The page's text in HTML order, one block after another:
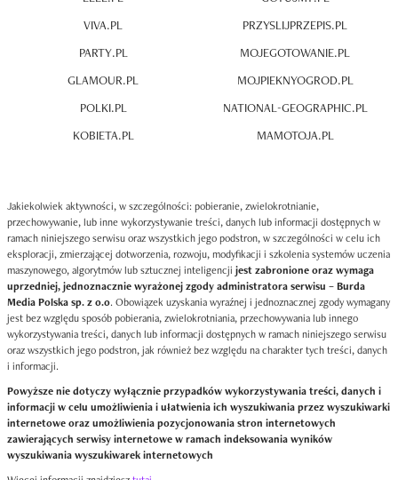
VIVA.PL
PARTY.PL
GLAMOUR.PL
POLKI.PL
KOBIETA.PL
PRZYSLIJPRZEPIS.PL
MOJEGOTOWANIE.PL
MOJPIEKNYOGROD.PL
NATIONAL-GEOGRAPHIC.PL
MAMOTOJA.PL
Jakiekolwiek aktywności, w szczególności: pobieranie, zwielokrotnianie,
przechowywanie, lub inne wykorzystywanie treści, danych lub informacji dostępnych w
ramach niniejszego serwisu oraz wszystkich jego podstron, w szczególności w celu ich
eksploracji, zmierzającej dotworzenia, rozwoju, modyfikacji i szkolenia systemów uczenia
maszynowego, algorytmów lub sztucznej inteligencji jest zabronione oraz wymaga
uprzedniej, jednoznacznie wyrażonej zgody administratora serwisu – Burda
Media Polska sp. z o.o. Obowiązek uzyskania wyraźnej i jednoznacznej zgody wymagany
jest bez względu sposób pobierania, zwielokrotniania, przechowywania lub innego
wykorzystywania treści, danych lub informacji dostępnych w ramach niniejszego serwisu
oraz wszystkich jego podstron, jak również bez względu na charakter tych treści, danych
i informacji.
Powyższe nie dotyczy wyłącznie przypadków wykorzystywania treści, danych i
informacji w celu umożliwienia i ułatwienia ich wyszukiwania przez wyszukiwarki
internetowe oraz umożliwienia pozycjonowania stron internetowych
zawierających serwisy internetowe w ramach indeksowania wyników
wyszukiwania wyszukiwarek internetowych